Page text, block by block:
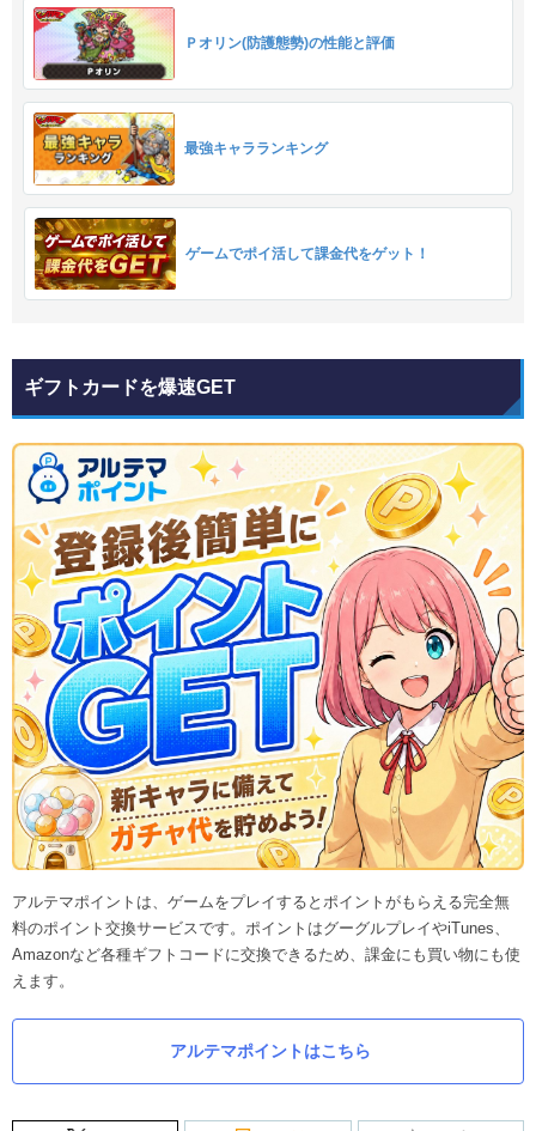
Ｐオリン(防護態勢)の性能と評価
最強キャラランキング
ゲームでポイ活して課金代をゲット！
ギフトカードを爆速GET
アルテマポイントは、ゲームをプレイするとポイントがもらえる完全無
料のポイント交換サービスです。ポイントはグーグルプレイやiTunes、
Amazonなど各種ギフトコードに交換できるため、課金にも買い物にも使
えます。
アルテマポイントはこちら